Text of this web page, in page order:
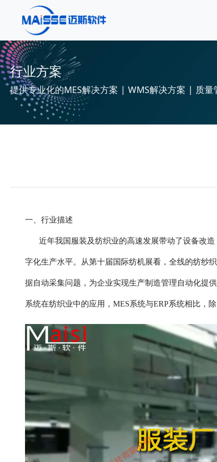
行业方案
提供专业化的MES解决方案 | WMS解决方案 | 质
一、行业描述
近年我国服装及纺织业的高速发展带动了设备改
字化生产水平。从第十届国际纺机展看，全线的纺纱
据自动采集问题，为企业实现生产制造管理自动化提
系统在纺织业中的应用，MES系统与ERP系统相比，